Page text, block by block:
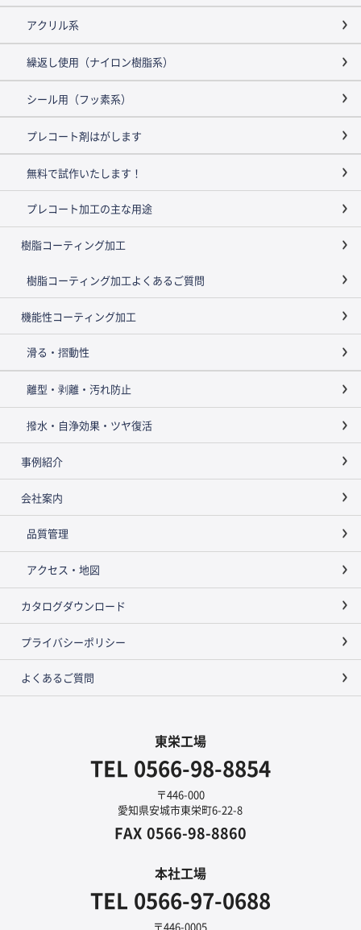
アクリル系
繰返し使用（ナイロン樹脂系）
シール用（フッ素系）
プレコート剤はがします
無料で試作いたします！
プレコート加工の主な用途
樹脂コーティング加工
樹脂コーティング加工よくあるご質問
機能性コーティング加工
滑る・摺動性
離型・剥離・汚れ防止
撥水・自浄効果・ツヤ復活
事例紹介
会社案内
品質管理
アクセス・地図
カタログダウンロード
プライバシーポリシー
よくあるご質問
東栄工場
TEL 0566-98-8854
〒446-000
愛知県安城市東栄町6-22-8
FAX 0566-98-8860
本社工場
TEL 0566-97-0688
〒446-0005